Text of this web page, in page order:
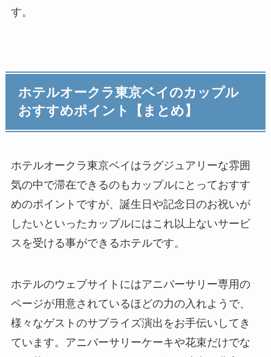
す。
ホテルオークラ東京ベイのカップル
おすすめポイント【まとめ】
ホテルオークラ東京ベイはラグジュアリーな雰囲
気の中で滞在できるのもカップルにとっておすす
めのポイントですが、誕生日や記念日のお祝いが
したいといったカップルにはこれ以上ないサービ
スを受ける事ができるホテルです。
ホテルのウェブサイトにはアニバーサリー専用の
ページが用意されているほどの力の入れようで、
様々なゲストのサプライズ演出をお手伝いしてき
ています。アニバーサリーケーキや花束だけでな